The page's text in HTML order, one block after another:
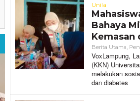
Unila
Bahaya
Kemasan
Berita Utama
VoxLampung,
(KKN)
melakukan
dan diabetes